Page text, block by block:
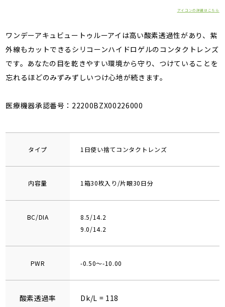
アイコンの詳細はこちら
ワンデーアキュビュートゥルーアイは高い酸素透過性があり、紫
外線もカットできるシリコーンハイドロゲルのコンタクトレンズ
です。あなたの目を乾きやすい環境から守り、つけていることを
忘れるほどのみずみずしいつけ心地が続きます。
医療機器承認番号：22200BZX00226000
タイプ 1日使い捨てコンタクトレンズ
内容量 1箱30枚入り/片眼30日分
BC/DIA
8.5/14.2
9.0/14.2
PWR -0.50～-10.00
酸素透過率 Dk/L = 118